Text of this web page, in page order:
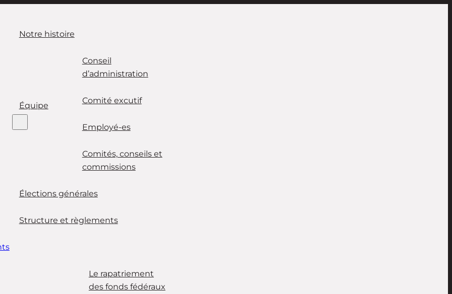
Notre histoire
Équipe
Conseil
d’administration
Comité excutif
Employé-es
Comités, conseils et
commissions
Élections générales
Structure et règlements
Le rapatriement
des fonds fédéraux